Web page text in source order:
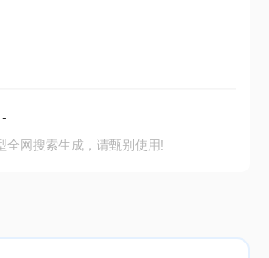
-
全网搜索生成，请甄别使用!